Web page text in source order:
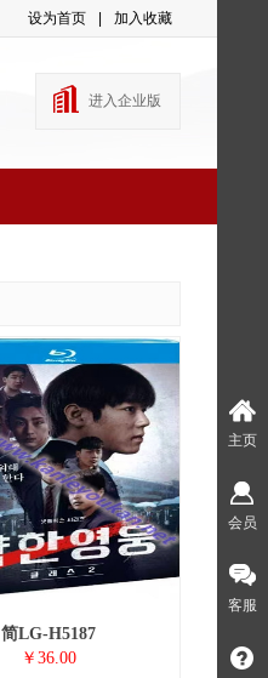
设为首页 加入收藏
进入企业版
简LG-H5187
￥36.00
主页
会员
客服